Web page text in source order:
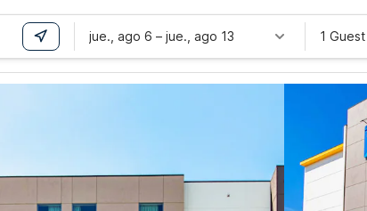
jue., ago 6 – jue., ago 13 1 Guest